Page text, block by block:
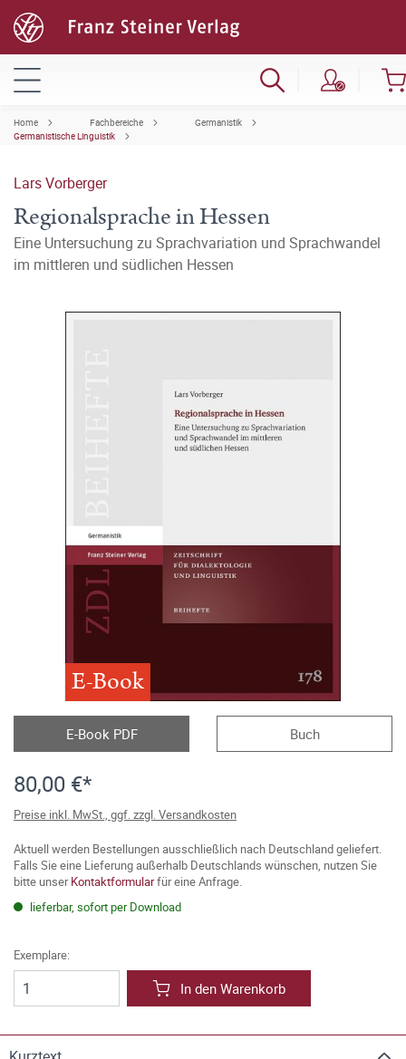
Home Fachbereiche
Germanistik
Germanistische Linguistik
Lars Vorberger
Regionalsprache in Hessen
Eine Untersuchung zu Sprachvariation und Sprachwandel
im mittleren und südlichen Hessen
E-Book
E-Book PDF Buch
80,00 €*
Preise inkl. MwSt., ggf. zzgl. Versandkosten
Aktuell werden Bestellungen ausschließlich nach Deutschland geliefert.
Falls Sie eine Lieferung außerhalb Deutschlands wünschen, nutzen Sie
bitte unserKontaktformularfür eine Anfrage.
lieferbar, sofort per Download
Exemplare:
In den Warenkorb